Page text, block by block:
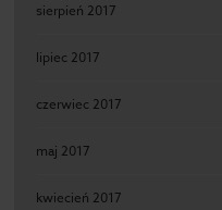
sierpień 2017
lipiec 2017
czerwiec 2017
maj 2017
kwiecień 2017